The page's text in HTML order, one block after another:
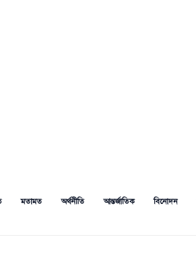
মতামত অর্থনীতি আন্তর্জাতিক বিনোদন